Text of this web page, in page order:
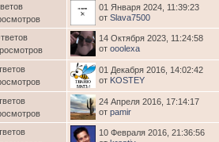
01 Января 2024, 11:39:23
отSlava7500
14 Октября 2023, 11:24:58
отooolexa
01 Декабря 2016, 14:02:42
от KOSTEY
24 Апреля 2016, 17:14:17
отpamir
10 Февраля 2016, 21:36:56